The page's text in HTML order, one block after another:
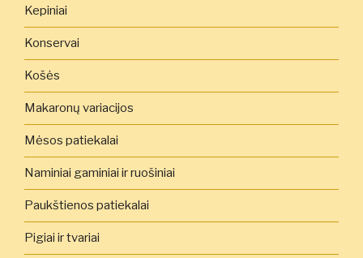
Kepiniai
Konservai
Košės
Makaronų variacijos
Mėsos patiekalai
Naminiai gaminiai ir ruošiniai
Paukštienos patiekalai
Pigiai ir tvariai